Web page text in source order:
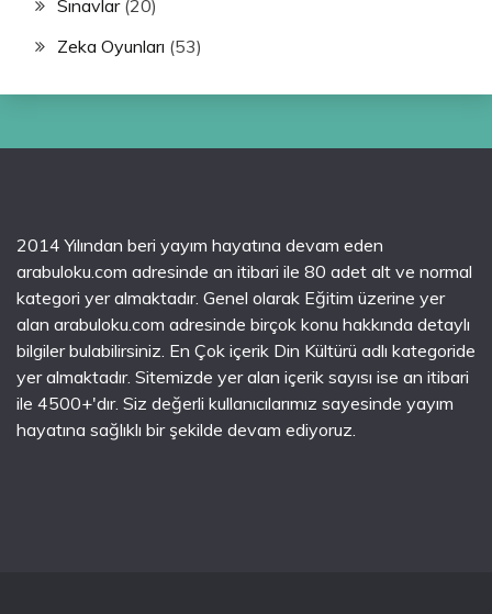
Sınavlar(20)
Zeka Oyunları (53)
2014 Yılından beri yayım hayatına devam eden
arabuloku.com adresinde an itibari ile 80 adet alt ve normal
kategori yer almaktadır. Genel olarak Eğitim üzerine yer
alan arabuloku.com adresinde birçok konu hakkında detaylı
bilgiler bulabilirsiniz. En Çok içerik Din Kültürü adlı kategoride
yer almaktadır. Sitemizde yer alan içerik sayısı ise an itibari
ile 4500+'dır. Siz değerli kullanıcılarımız sayesinde yayım
hayatına sağlıklı bir şekilde devam ediyoruz.